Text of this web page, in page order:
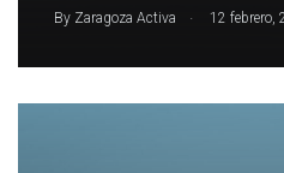
By Zaragoza Activa . 12 febrero,